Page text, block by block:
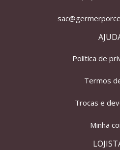
Política de
Termos
Trocas e
Minha